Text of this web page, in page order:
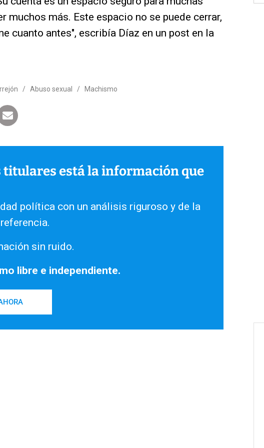
muchos más. Este espacio no se puede cerrar,
cuanto antes", escribía Díaz en un post en la
/ Abuso sexual / Machismo
titulares está la información que
política con un análisis riguroso y de la
sin ruido.
libre e independiente.